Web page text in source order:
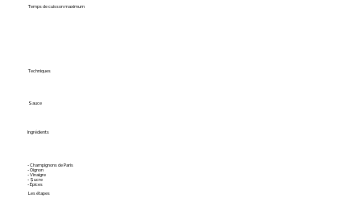
Temps de cuisson maximum
Techniques
Sauce
Ingrédients
- Champignons de Paris
- Oignon
- Vinaigre
- Sucre
- Épices
Les étapes